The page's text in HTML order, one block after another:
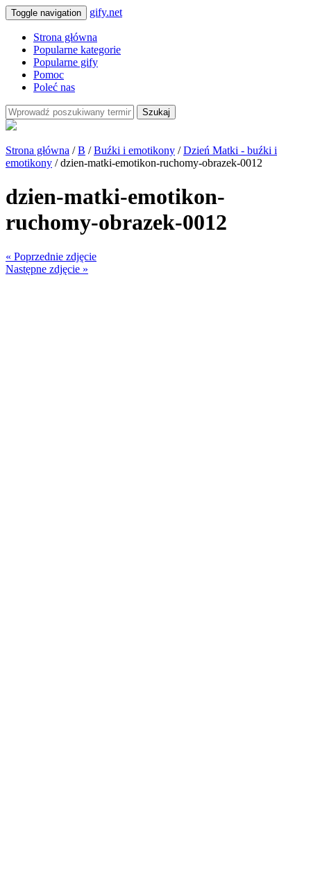
Toggle navigation gify.net
Strona główna
Popularne kategorie
Popularne gify
Pomoc
Poleć nas
Szukaj
Strona główna /B /Buźki i emotikony /Dzień Matki - buźki i
emotikony / dzien-matki-emotikon-ruchomy-obrazek-0012
dzien-matki-emotikon-
ruchomy-obrazek-0012
« Poprzednie zdjęcie
Następne zdjęcie »